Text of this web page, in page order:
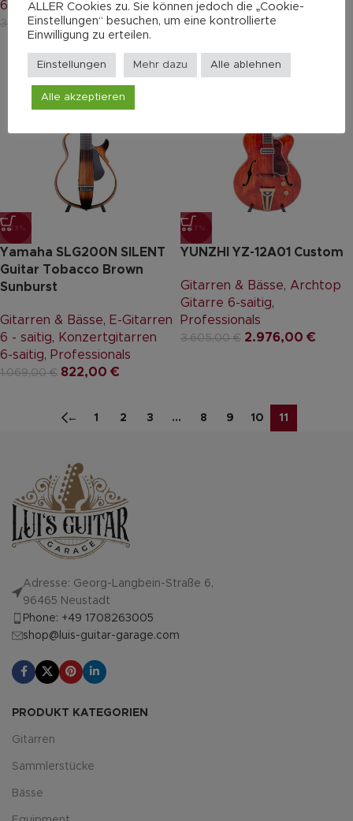
6 - saitig, Professionals
3.784,00€ 2.935,00€
3.784,00 € 2.935,00
-23%
Yamaha SLG200N SILENT
Guitar Tobacco Brown
Sunburst
Gitarren & Bässe, E-Gitarren
6 - saitig, Konzertgitarren
6-saitig, Professionals
1.069,00€ 822,00 €
-17%
YUNZHI YZ-12A01 Custom
Gitarren & Bässe, Archtop
Gitarre 6-saitig,
Professionals
3.605,00€ 2.976,00 €
← 1 2 3 … 8 9 10 11
Adresse: Georg-Langbein-Straße 6,
96465 Neustadt
Phone: +49 1708263005
shop@luis-guitar-garage.com
PRODUKT KATEGORIEN
Gitarren
Sammlerstücke
Bässe
ALLER Cookies zu. Sie können jedoch die „Cookie-
Einstellungen“ besuchen, um eine kontrollierte
Einwilligung zu erteilen.
Einstellungen Mehr dazu Alle ablehnen
Alle akzeptieren